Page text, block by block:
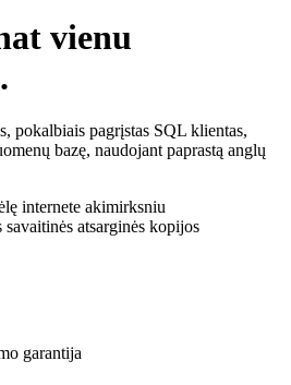
vienu
pokalbiais pagrįstas SQL klientas,
bazę, naudojant paprastą anglų
internete akimirksniu
atsarginės kopijos
garantija